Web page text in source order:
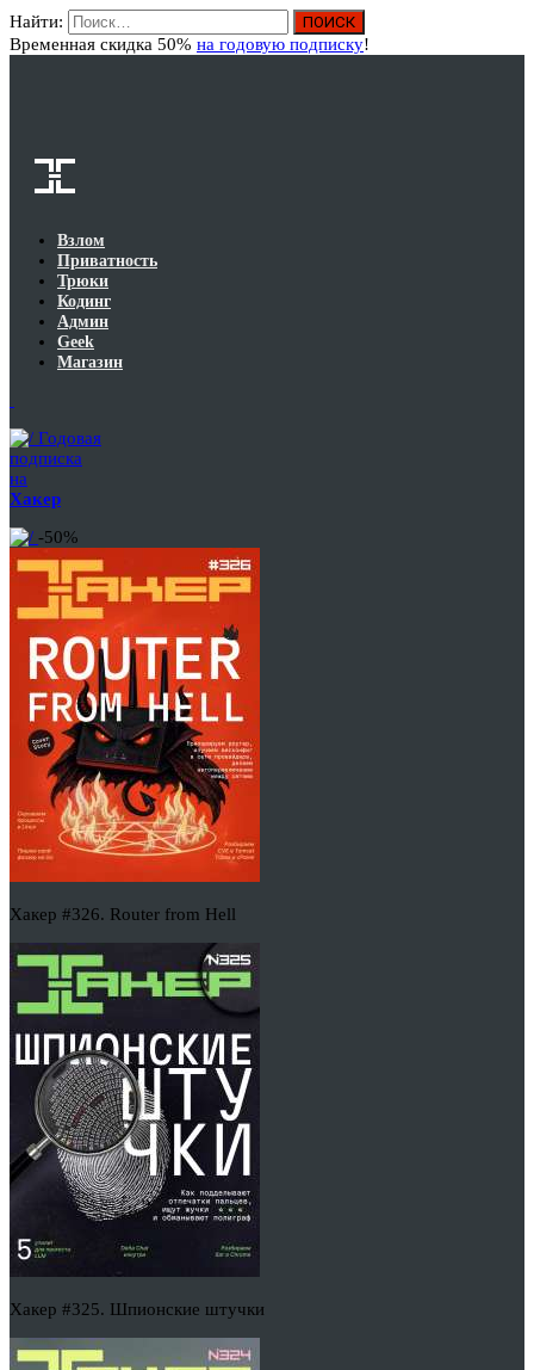
Найти:
Временная скидка 50% на годовую подписку!
Взлом
Приватность
Трюки
Кодинг
Админ
Geek
Магазин
Годовая
подписка
на
Хакер
-50%
Хакер #326. Router from Hell
Хакер #325. Шпионские штучки